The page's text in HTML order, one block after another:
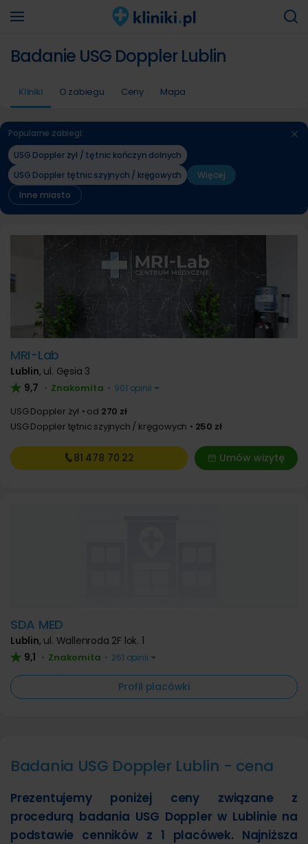
Badanie USG Doppler Lublin
Kliniki O zabiegu Ceny Mapa
Popularne zabiegi:
USG Doppler żył / tętnic kończyn dolnych
USG Doppler tętnic szyjnych / kręgowych
Więcej
Inne miasto
MRI-Lab
Lublin, ul. Gęsia 3
9,7 • Znakomita • 901 opinii
USG Doppler żył od 270 zł
USG Doppler tętnic szyjnych / kręgowych
250 zł
Umów wizytę
81 478 70 22
SDA MED
Lublin, ul. Wallenroda 2F lok. 1
9,1 • Znakomita • 261 opinii
Profil placówki
Badania USG Doppler Lublin - cena
Prezentujemy poniżej ceny związane z
procedurą badania USG Doppler w Lublinie na
podstawie cenników z 1 placówek. Najniższa